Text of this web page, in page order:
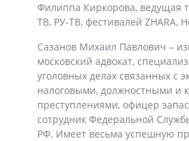
Филиппа Киркорова, ведущая
ТВ, РУ-ТВ, фестивалей ZHARA,
Сазанов Михаил Павлович –
московский адвокат,
уголовных делах связанных с
налоговыми, должностными и
преступлениями, офицер
сотрудник Федеральной
РФ. Имеет весьма успешную